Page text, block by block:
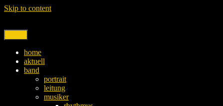
Skip to content
home
aktuell
band
portrait
leitung
musiker